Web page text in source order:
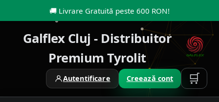
🚚 Livrare Gratuită peste 600 RON!
Galflex Cluj - Distribuitor
Premium Tyrolit
Autentificare Creează cont 🛒